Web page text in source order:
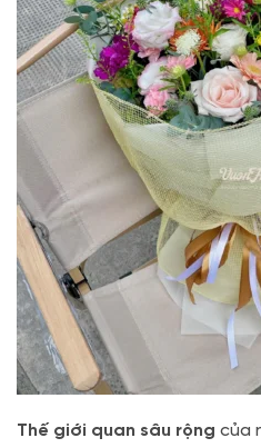
Thế giới quan sâu rộng của